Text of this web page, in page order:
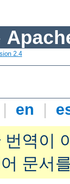
2.4
| en |
역이
문서